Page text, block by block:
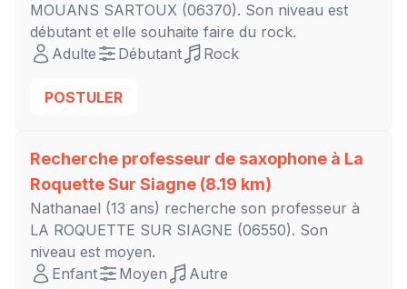
MOUANS SARTOUX (06370). Son niveau est
débutant et elle souhaite faire du rock.
Adulte
Débutant Rock
POSTULER
Recherche professeur de saxophone à La
Roquette Sur Siagne (8.19 km)
Nathanael (13 ans) recherche son professeur à
LA ROQUETTE SUR SIAGNE (06550). Son
niveau est moyen.
Enfant
Moyen Autre